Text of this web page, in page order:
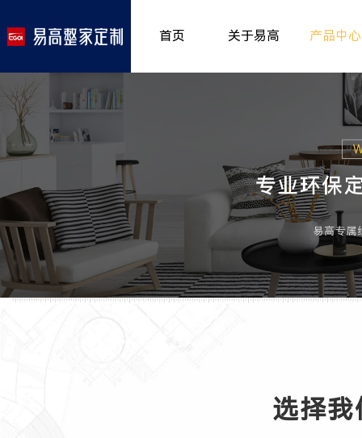
首页 关于易高
>
专卖形象 >
产品中心
室内非
儿童房
厨房空
餐厅空
客厅空
卧室空
木门系
选择